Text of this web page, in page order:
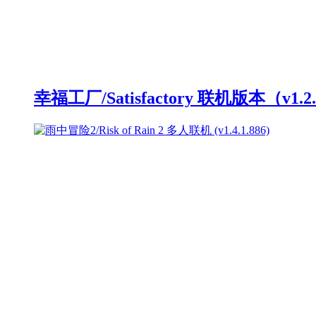
幸福工厂/Satisfactory 联机版本（